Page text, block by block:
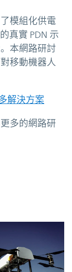
模組化供電
真實 PDN 示
本網路研討
移動機器人
解決方案
多的網路研